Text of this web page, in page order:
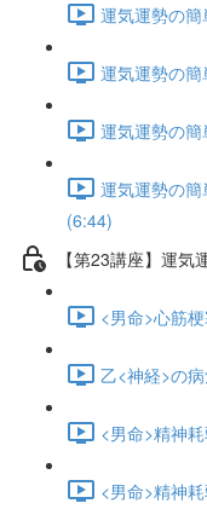
運気運勢の
運気運勢の
運気運勢の
運気運勢の簡
(6:44)
【第23講座】運
<男命>心筋
乙<神経>の
<男命>精神
<男命>精神